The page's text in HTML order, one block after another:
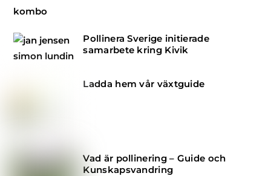
Pollinera Sverige initierade
samarbete kring Kivik
Ladda hem vår växtguide
Vad är pollinering – Guide och
Kunskapsvandring